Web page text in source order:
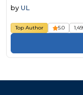
by UL
Top Author 5.0